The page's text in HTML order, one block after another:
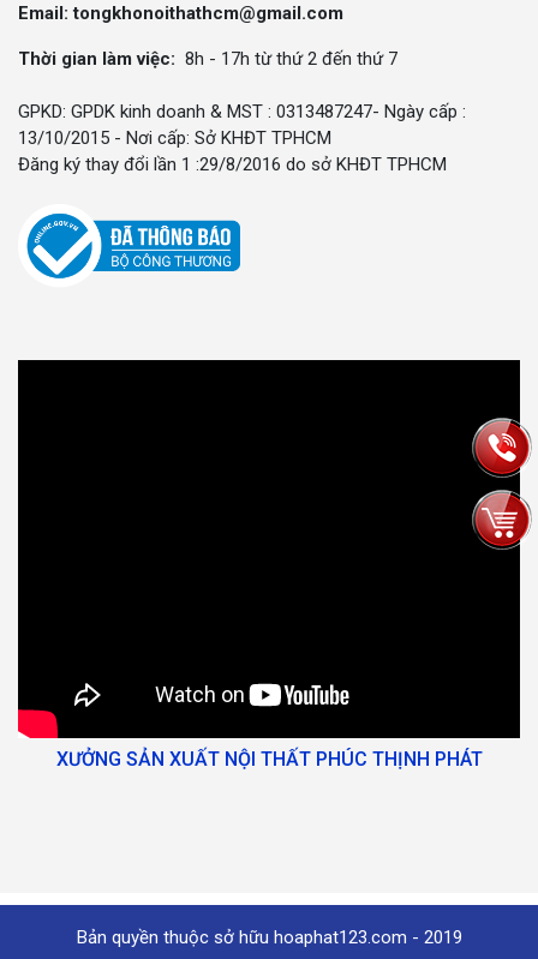
Email: tongkhonoithathcm@gmail.com
Thời gian làm việc: 8h - 17h từ thứ 2 đến thứ 7
GPKD: GPDK kinh doanh & MST : 0313487247- Ngày cấp :
13/10/2015 - Nơi cấp: Sở KHĐT TPHCM
Đăng ký thay đổi lần 1 :29/8/2016 do sở KHĐT TPHCM
XƯỞNG SẢN XUẤT NỘI THẤT PHÚC THỊNH PHÁT
Bản quyền thuộc sở hữu hoaphat123.com - 2019